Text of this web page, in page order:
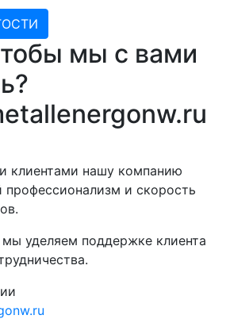
мы с вами
клиентами нашу компанию
профессионализм и скорость
уделяем поддержке клиента